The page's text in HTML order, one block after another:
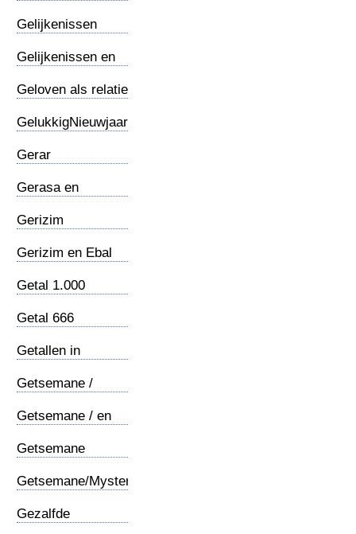
Gelijkenissen
Gelijkenissen en
Geloven als relatie
GelukkigNieuwjaar
Gerar
Gerasa en
Gerizim
Gerizim en Ebal
Getal 1.000
Getal 666
Getallen in
Getsemane /
Getsemane / en
Getsemane
Getsemane/Mysterie
Gezalfde